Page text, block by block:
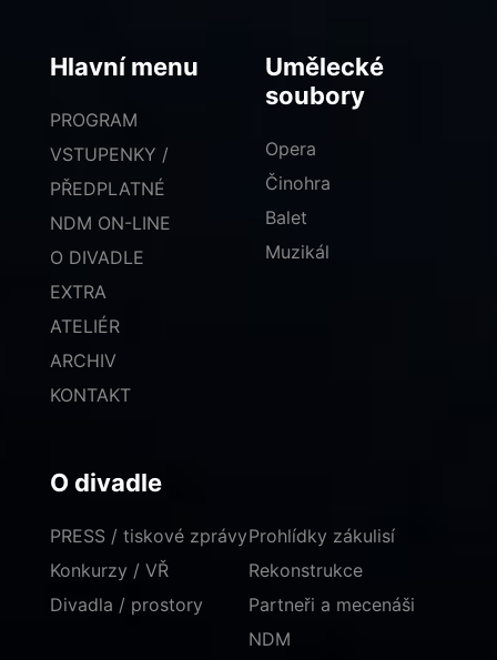
Hlavní menu
PROGRAM
VSTUPENKY /
PŘEDPLATNÉ
NDM ON-LINE
O DIVADLE
EXTRA
ATELIÉR
ARCHIV
KONTAKT
Umělecké
soubory
Opera
Činohra
Balet
Muzikál
O divadle
PRESS / tiskové zprávy
Konkurzy / VŘ
Divadla / prostory
Prohlídky zákulisí
Rekonstrukce
Partneři a mecenáši
NDM